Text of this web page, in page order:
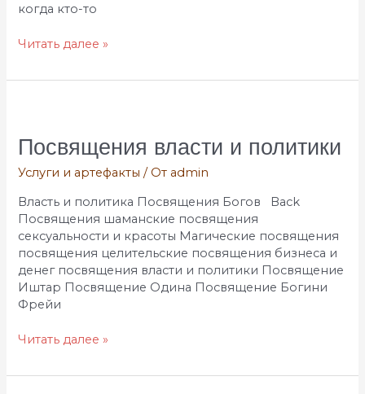
когда кто-то
Читать далее »
Посвящения власти и политики
Услуги и артефакты / От admin
Власть и политика Посвящения Богов Back
Посвящения шаманские посвящения
сексуальности и красоты Магические посвящения
посвящения целительские посвящения бизнеса и
денег посвящения власти и политики Посвящение
Иштар Посвящение Одина Посвящение Богини
Фрейи
и
политики
Читать далее »